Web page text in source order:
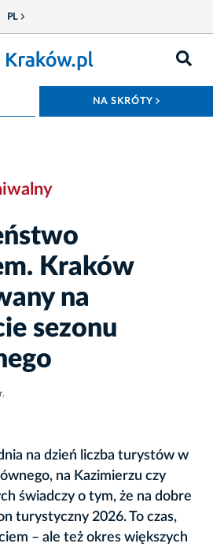
PL
NA SKRÓTY
Kraków
na
sezonu
na dzień liczba turystów w
na Kazimierzu czy
świadczy o tym, że na dobre
turystyczny 2026. To czas,
– ale też okres większych